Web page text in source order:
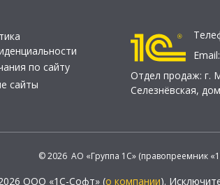
по сайту
сайты
Email:
Отдел продаж: г.
Селезнёвская,
© 2026 АО «Группа 1С» (правопреемник
ООО «1С-Софт» (о компании).